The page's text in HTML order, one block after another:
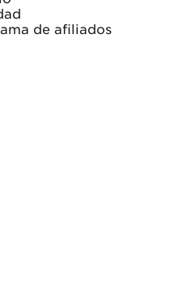
de afiliados